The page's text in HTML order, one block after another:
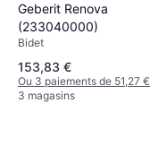
Geberit Renova
(233040000)
Bidet
153,83 €
Ou 3 paiements de 51,27 €
3 magasins